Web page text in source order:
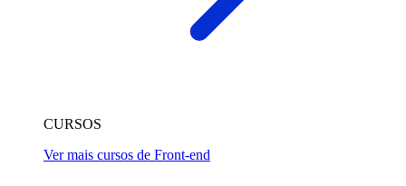
CURSOS
Ver mais cursos de Front-end